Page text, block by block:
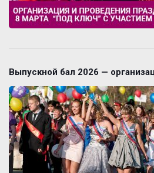
Выпускной бал 2026 —